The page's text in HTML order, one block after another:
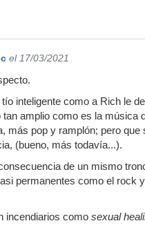
el 17/03/2021
inteligente como a Rich le
amplio como es la
más pop y ramplón; pero
(bueno, más todavía...).
de un mismo
permanentes como el rock
incendiarios como sexual